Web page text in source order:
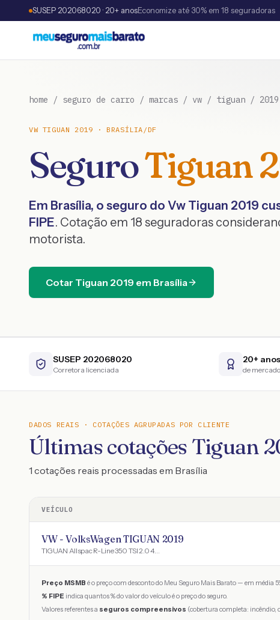
SUSEP 202068020 · 20+ anosEconomize até 30% em 18 seguradoras
home / seguro de carro / marcas / vw / tiguan / 2019
VW TIGUAN 2019 ·BRASÍLIA /DF
SeguroTiguan
Em Brasília, o seguro do Vw Tiguan 2019
FIPE. Cotação em 18 seguradoras
motorista.
Cotar Tiguan 2019 em Brasília
SUSEP 202068020
Corretora licenciada
20+ anos
de mercado
DADOS REAIS · COTAÇÕES AGRUPADAS POR CLIENTE
Últimas cotações Tiguan
1 cotações reais processadas em Brasília
VEÍCULO
VW - VolksWagen TIGUAN 2019
TIGUAN Allspac R-Line 350 TSI 2.0 4x4
Preço MSMB é o preço com desconto do Meu Seguro Mais Barato — em média
% FIPE indica quantos % do valor do veículo é o preço do seguro.
Valores referentes a seguros compreensivos (cobertura completa: incêndio,